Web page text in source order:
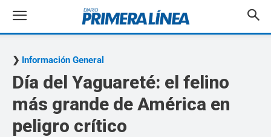
Información General
Día del Yaguareté: el felino
más grande de América en
peligro crítico